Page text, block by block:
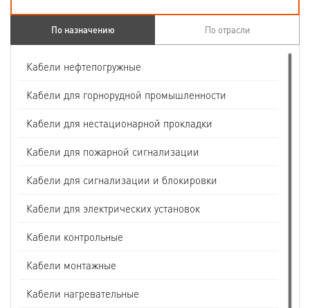
По назначению По отрасли
Кабели нефтепогружные
Кабели для горнорудной промышленности
Кабели для нестационарной прокладки
Кабели для пожарной сигнализации
Кабели для сигнализации и блокировки
Кабели для электрических установок
Кабели контрольные
Кабели монтажные
Кабели нагревательные